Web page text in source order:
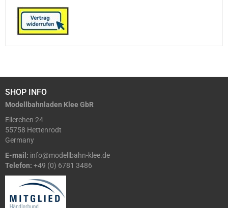
SHOP INFO
Modellbahnladen Klee GbR
Ellerchen 24
55758 Hettenrodt
Germany
E-mail: info@modellbahn-klee.de
Telefon: +49 (0) 6781 3486